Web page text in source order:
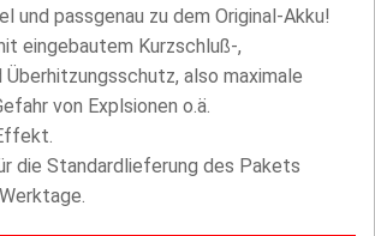
und passgenau zu dem Original-Akku!
eingebautem Kurzschluß-,
Überhitzungsschutz, also maximale
von Explsionen o.ä.
die Standardlieferung des Pakets